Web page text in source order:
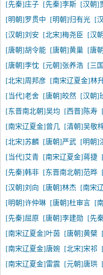
[先秦]庄子
[先秦]李斯 [汉朝]
[明朝]罗贯中
[明朝]归有光 [
[汉朝]刘安
[北宋]梅尧臣 [汉
[唐朝]胡令能
[唐朝]黄巢 [唐
[唐朝]李忱
[元朝]张养浩 [三
[北宋]周邦彦
[南宋辽夏金]林
[当代]老舍
[唐朝]皎然 [汉朝]
[东晋南北朝]吴均
[西晋]陈寿
[南宋辽夏金]曾几
[清朝]吴敬
[北宋]苏麟
[唐朝]严武 [明朝]
[当代]艾青
[南宋辽夏金]蒋捷
[先秦]韩非
[东晋南北朝]范晔
[汉朝]刘向
[唐朝]林杰 [南宋
[明朝]许仲琳
[唐朝]杜审言 [
[先秦]屈原
[唐朝]李建勋 [先
[南宋辽夏金]叶茵
[唐朝]黄檗
[南宋辽夏金]唐婉
[北宋]宋祁
[南宋辽夏金]雷震
[元朝]唐珙